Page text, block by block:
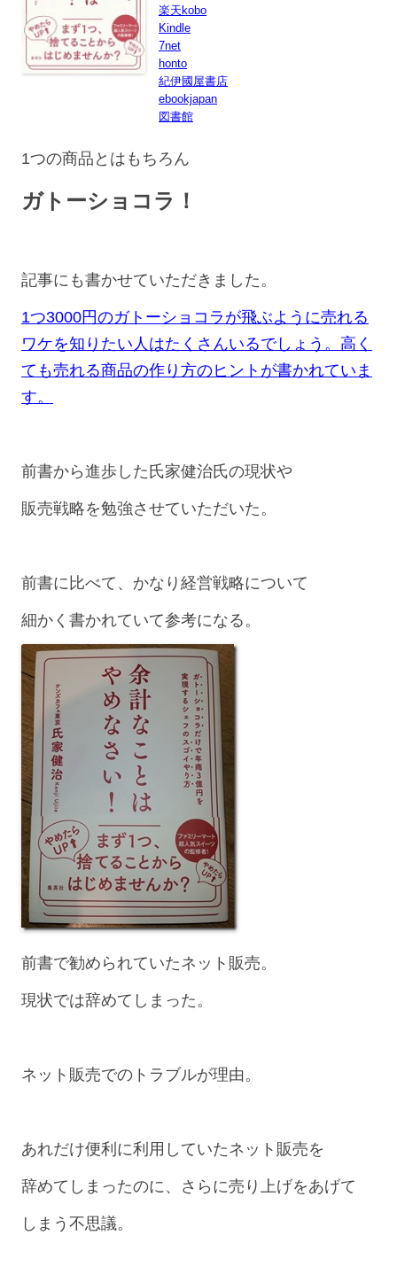
楽天kobo
Kindle
7net
honto
紀伊國屋書店
ebookjapan
図書館
1つの商品とはもちろん
ガトーショコラ！
記事にも書かせていただきました。
1つ3000円のガトーショコラが飛ぶように売れる
ワケを知りたい人はたくさんいるでしょう。高く
ても売れる商品の作り方のヒントが書かれていま
す。
前書から進歩した氏家健治氏の現状や
販売戦略を勉強させていただいた。
前書に比べて、かなり経営戦略について
細かく書かれていて参考になる。
前書で勧められていたネット販売。
現状では辞めてしまった。
ネット販売でのトラブルが理由。
あれだけ便利に利用していたネット販売を
辞めてしまったのに、さらに売り上げをあげて
しまう不思議。